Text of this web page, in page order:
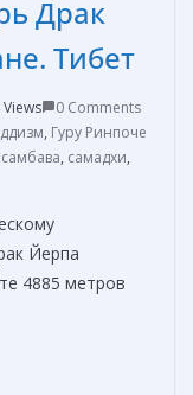
Драк
Тибет
0 Comments
, Гуру Ринпоче
, самадхи,
Йерпа
4885 метров